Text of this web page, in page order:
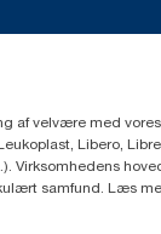
af velvære med
Libero,
Virksomhedens
samfund. Læs